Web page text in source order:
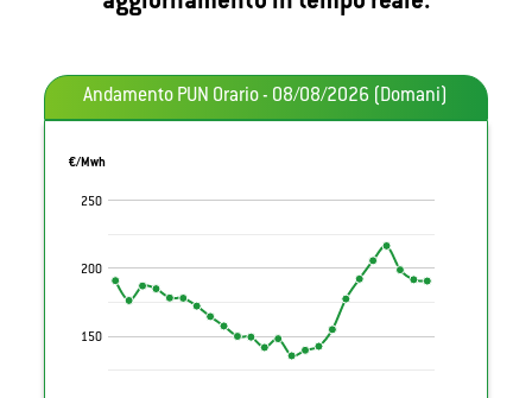
Andamento PUN Orario - 08/08/2026 (Domani)
€/Mwh
150
200
250